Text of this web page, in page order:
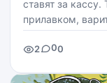
ставят за
прилавком,
чистотой и
очередного
2 00